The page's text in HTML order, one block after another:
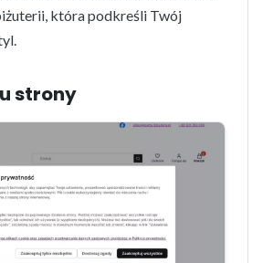
która podkreśli Twój
strony